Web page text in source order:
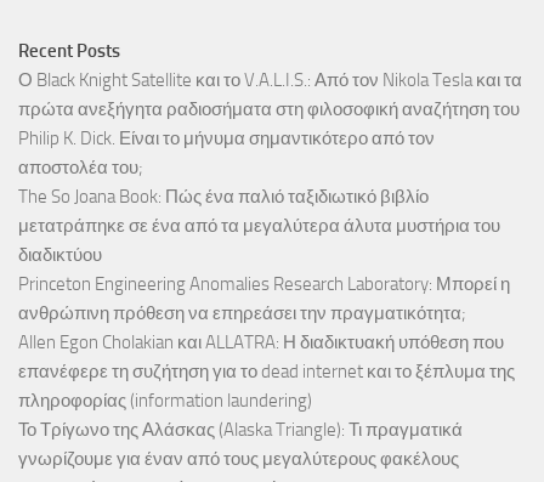
Recent Posts
Ο Black Knight Satellite και το V.A.L.I.S.: Από τον Nikola Tesla και τα
πρώτα ανεξήγητα ραδιοσήματα στη φιλοσοφική αναζήτηση του
Philip K. Dick. Είναι το μήνυμα σημαντικότερο από τον
αποστολέα του;
The So Joana Book: Πώς ένα παλιό ταξιδιωτικό βιβλίο
μετατράπηκε σε ένα από τα μεγαλύτερα άλυτα μυστήρια του
διαδικτύου
Princeton Engineering Anomalies Research Laboratory: Μπορεί η
ανθρώπινη πρόθεση να επηρεάσει την πραγματικότητα;
Allen Egon Cholakian και ALLATRA: Η διαδικτυακή υπόθεση που
επανέφερε τη συζήτηση για το dead internet και το ξέπλυμα της
πληροφορίας (information laundering)
Το Τρίγωνο της Αλάσκας (Alaska Triangle): Τι πραγματικά
γνωρίζουμε για έναν από τους μεγαλύτερους φακέλους